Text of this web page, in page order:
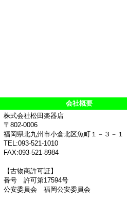
会社概要
株式会社松田楽器店
〒802-0006
福岡県北九州市小倉北区魚町１－３－１
TEL:093-521-1010
FAX:093-521-8984
【古物商許可証】
番号 許可第17594号
公安委員会 福岡公安委員会